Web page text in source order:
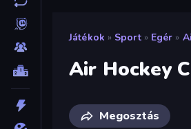
Játékok » Sport » Egér »
Air Hockey
Megosztás